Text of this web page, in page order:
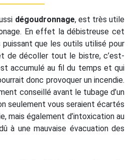
dégoudronnage, est très utile
En effet la débistreuse cet
que les outils utilisé pour
de décoller tout le bistre, c’est-
accumulé au fil du temps et qui
donc provoquer un incendie.
conseillé avant le tubage d’un
seulement vous seraient écartés
mais également d’intoxication au
à une mauvaise évacuation des